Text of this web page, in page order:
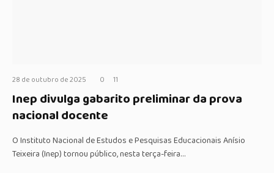
28 de outubro de 2025 0 11
Inep divulga gabarito preliminar da prova
nacional docente
O Instituto Nacional de Estudos e Pesquisas Educacionais Anísio
Teixeira (Inep) tornou público, nesta terça-feira…